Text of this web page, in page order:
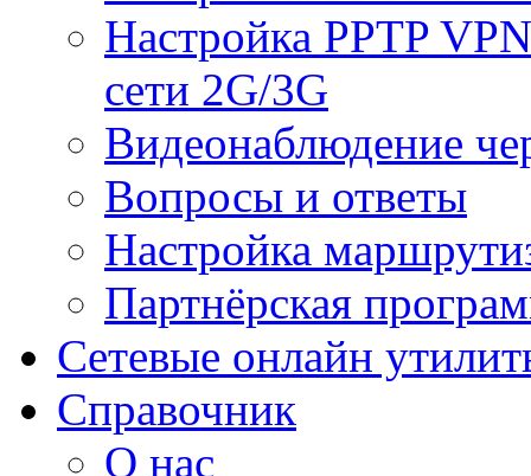
Настройка PPTP
сети 2G/3G
Видеонаблюдение
Вопросы и ответы
Настройка
Партнёрская
Сетевые онлайн
Справочник
О нас